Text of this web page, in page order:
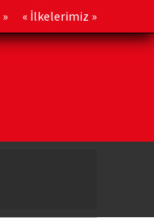
» « İlkelerimiz »